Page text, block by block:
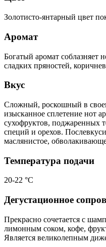
Золотисто-янтарный цвет
Аромат
Богатый аромат соблазняет
сладких пряностей,
Вкус
Сложный, роскошный в
изысканное сплетение нот
сухофруктов, поджаренных
специй и орехов.
маслянистое,
Температура подачи
20-22 °C
Дегустационное
Прекрасно сочетается с
лимонным соком, кофе,
Является великолепным